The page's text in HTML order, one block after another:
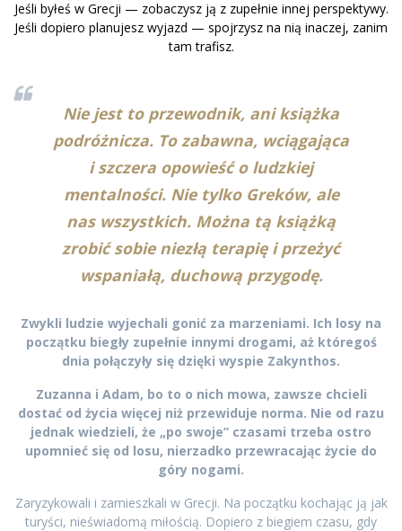
Jeśli byłeś w Grecji — zobaczysz ją z zupełnie innej perspektywy.
Jeśli dopiero planujesz wyjazd — spojrzysz na nią inaczej, zanim
tam trafisz.
Nie jest to przewodnik, ani książka
podróżnicza. To zabawna, wciągająca
i szczera opowieść o ludzkiej
mentalności. Nie tylko Greków, ale
nas wszystkich. Można tą książką
zrobić sobie niezłą terapię i przeżyć
wspaniałą, duchową przygodę.
Zwykli ludzie wyjechali gonić za marzeniami. Ich losy na
początku biegły zupełnie innymi drogami, aż któregoś
dnia połączyły się dzięki wyspie Zakynthos.
Zuzanna i Adam, bo to o nich mowa, zawsze chcieli
dostać od życia więcej niż przewiduje norma. Nie od razu
jednak wiedzieli, że „po swoje” czasami trzeba ostro
upomnieć się od losu, nierzadko przewracając życie do
góry nogami.
Zaryzykowali i zamieszkali w Grecji. Na początku kochając ją jak
turyści, nieświadomą miłością. Dopiero z biegiem czasu, gdy